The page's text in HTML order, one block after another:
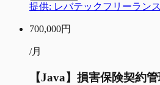
提供: レバテックフリーランス
700,000円
/月
【Java】損害保険契約